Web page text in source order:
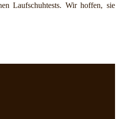
Laufschuhtests. Wir hoffen, sie